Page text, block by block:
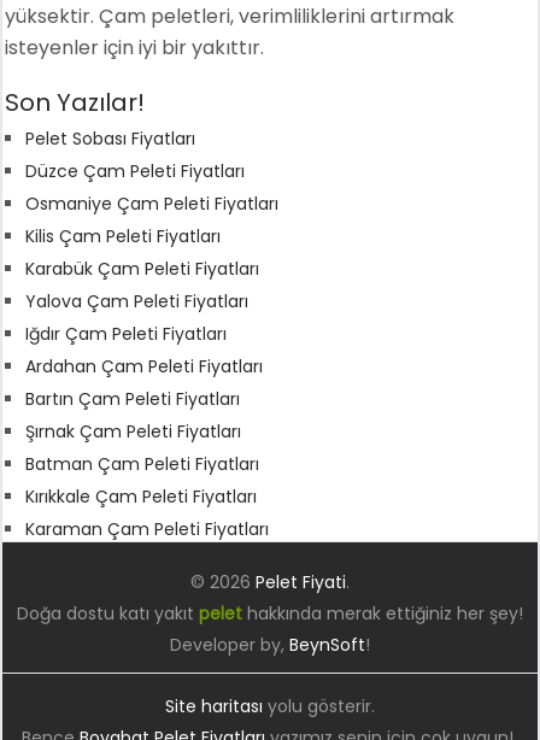
yüksektir. Çam peletleri, verimliliklerini artırmak
isteyenler için iyi bir yakıttır.
Son Yazılar!
Pelet Sobası Fiyatları
Düzce Çam Peleti Fiyatları
Osmaniye Çam Peleti Fiyatları
Kilis Çam Peleti Fiyatları
Karabük Çam Peleti Fiyatları
Yalova Çam Peleti Fiyatları
Iğdır Çam Peleti Fiyatları
Ardahan Çam Peleti Fiyatları
Bartın Çam Peleti Fiyatları
Şırnak Çam Peleti Fiyatları
Batman Çam Peleti Fiyatları
Kırıkkale Çam Peleti Fiyatları
Karaman Çam Peleti Fiyatları
© 2026 Pelet Fiyati.
Doğa dostu katı yakıt pelethakkında merak ettiğiniz her şey!
Developer by, BeynSoft!
Site haritası yolu gösterir.